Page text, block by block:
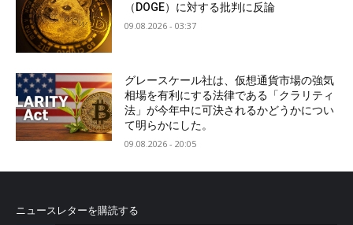
（DOGE）に対する批判に反論
09.08.2026 - 03:37
グレースケール社は、仮想通貨市場の強気
相場を有利にする法律である「クラリティ
法」が今年中に可決されるかどうかについ
て明らかにした。
09.08.2026 - 20:05
ニュースレターを購読する